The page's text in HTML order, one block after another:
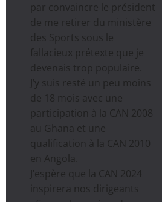
par convaincre le président
de me retirer du ministère
des Sports sous le
fallacieux prétexte que je
devenais trop populaire.
J’y suis resté un peu moins
de 18 mois avec une
participation à la CAN 2008
au Ghana et une
qualification à la CAN 2010
en Angola.
J’espère que la CAN 2024
inspirera nos dirigeants